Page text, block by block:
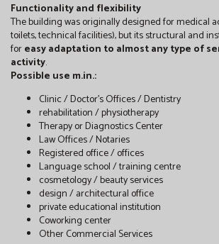
Functionality and flexibility
The building was originally designed for medical
toilets, technical facilities), but its structural and
foreasy adaptation to almost any type of
activity.
Possible use m.in.:
Clinic / Doctor's Offices / Dentistry
rehabilitation / physiotherapy
Therapy or Diagnostics Center
Law Offices / Notaries
Registered office / offices
Language school / training centre
cosmetology / beauty services
design / architectural office
private educational institution
Coworking center
Other Commercial Services